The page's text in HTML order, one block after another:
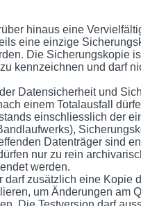
hinaus eine
eine einzige
Die Sicherungskopie
kennzeichnen und darf
Datensicherheit und
einem Totalausfall
einschliesslich der
Datenträger sind
nur zu rein
werden.
darf zusätzlich eine Kopie
um Änderungen am